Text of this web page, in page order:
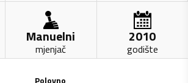
Manuelni
mjenjač
2010
godište
Polovno